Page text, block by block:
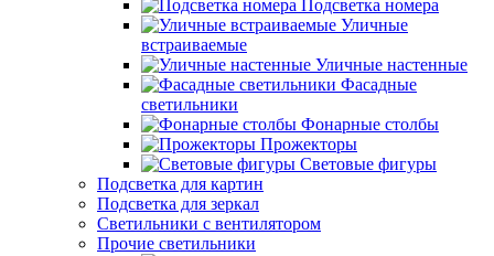
Подсветка номера
Уличные
встраиваемые
Уличные настенные
Фасадные
светильники
Фонарные столбы
Прожекторы
Световые фигуры
Подсветка для картин
Подсветка для зеркал
Светильники с вентилятором
Прочие светильники